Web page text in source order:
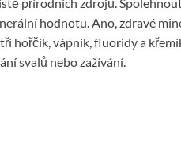
hodnotu. Ano, zdravé
hořčík, vápník, fluoridy a
svalů nebo zažívání.